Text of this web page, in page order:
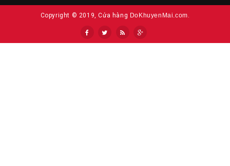
Copyright © 2019, Cửa hàng DoKhuyenMai.com